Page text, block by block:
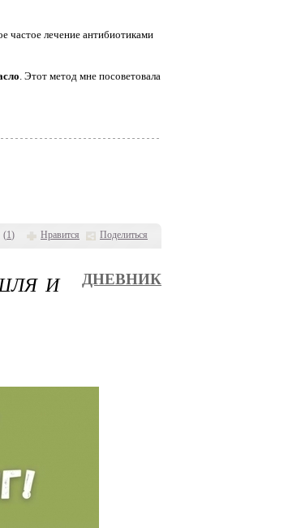
(1) Нравится Поделиться
частое лечение антибиотиками
. Этот метод мне посоветовала
И
ДНЕВНИК